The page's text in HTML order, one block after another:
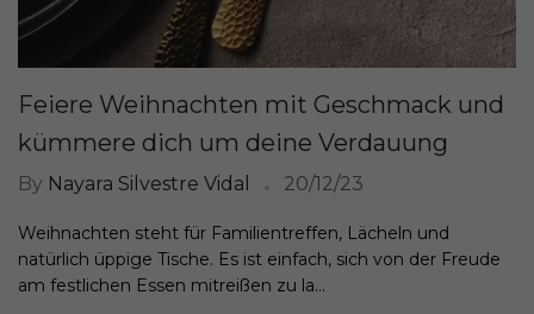
Feiere Weihnachten mit Geschmack und
kümmere dich um deine Verdauung
By Nayara Silvestre Vidal 20/12/23
Weihnachten steht für Familientreffen, Lächeln und
natürlich üppige Tische. Es ist einfach, sich von der Freude
am festlichen Essen mitreißen zu la...